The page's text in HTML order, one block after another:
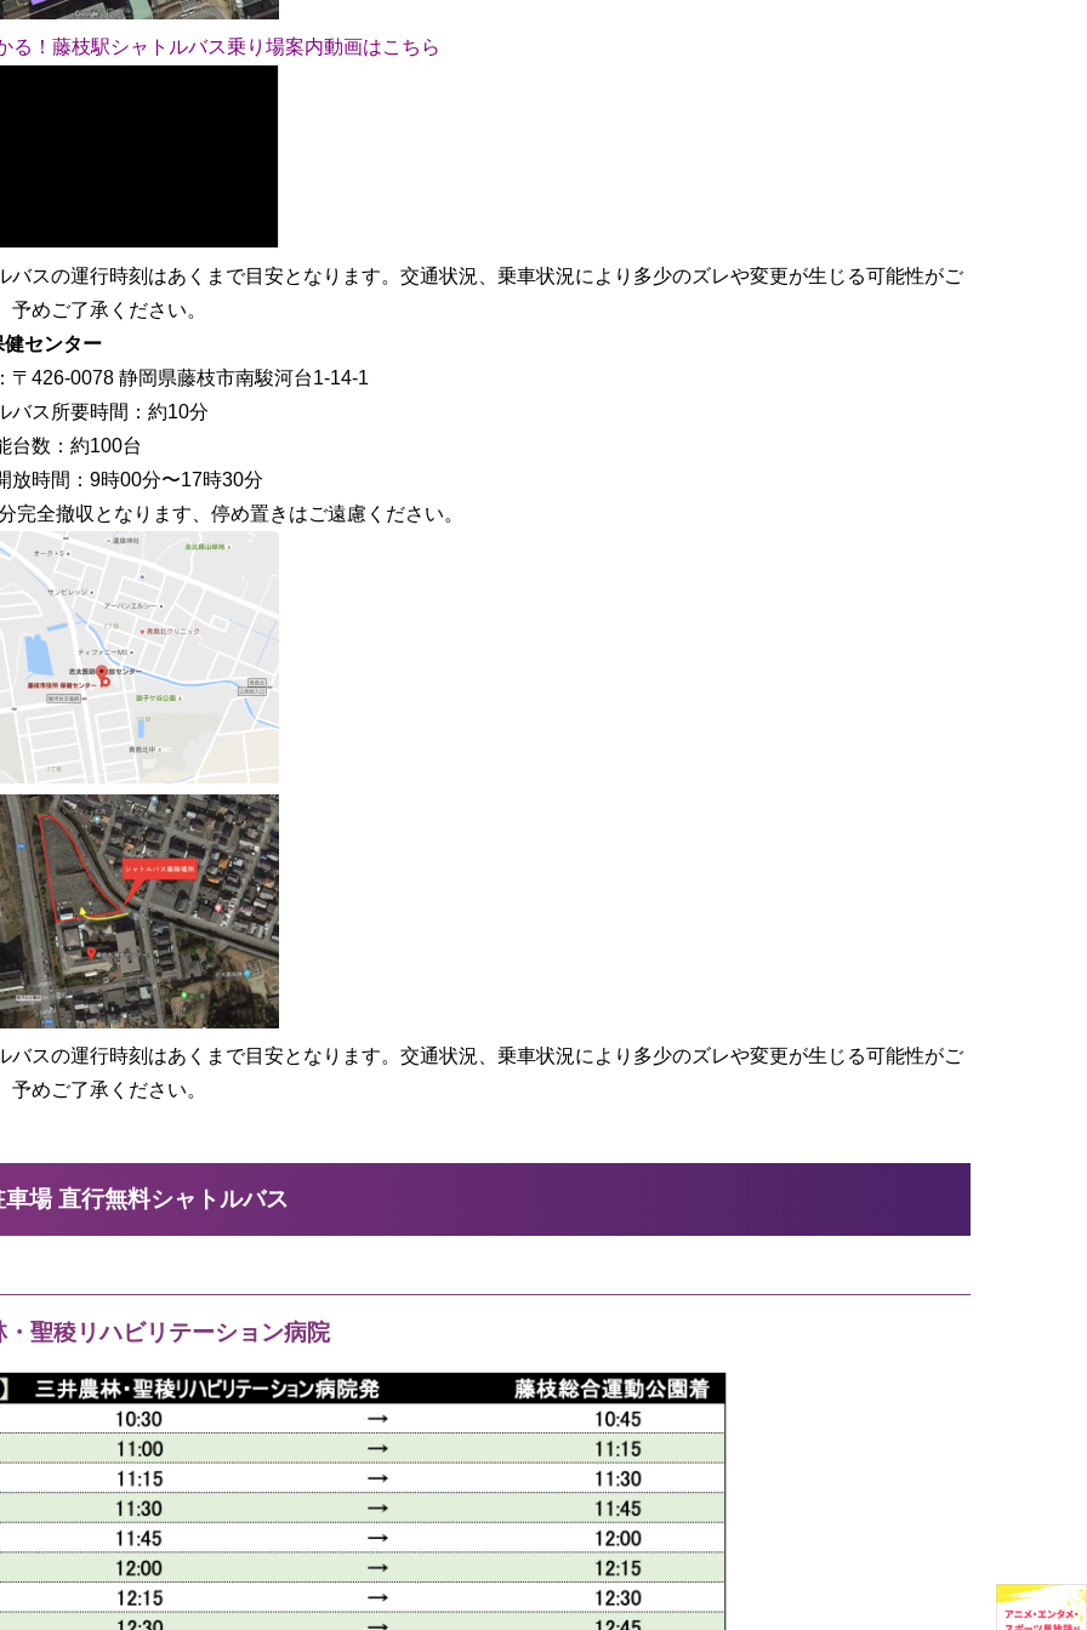
る！藤枝駅シャトルバス乗り場案内動画はこちら
スの運行時刻はあくまで目安となります。交通状況、乗車状況により多少のズレや変更が生じる可能性がご
予めご了承ください。
センター
426-0078 静岡県藤枝市南駿河台1-14-1
バス所要時間：約10分
台数：約100台
放時間：9時00分〜17時30分
完全撤収となります、停め置きはご遠慮ください。
スの運行時刻はあくまで目安となります。交通状況、乗車状況により多少のズレや変更が生じる可能性がご
予めご了承ください。
車場 直行無料シャトルバス
・聖稜リハビリテーション病院